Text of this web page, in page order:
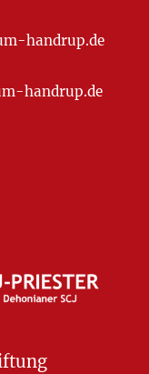
handrup.de
handrup.de